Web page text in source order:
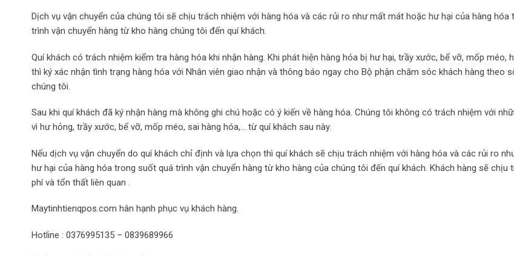
Dịch vụ vận chuyển của chúng tôi sẽ chịu trách nhiệm với hàng hóa và các rủi ro như mất mát hoặc hư hại của hàng hóa
trình vận chuyển hàng từ kho hàng chúng tôi đến quí khách.
Quí khách có trách nhiệm kiểm tra hàng hóa khi nhận hàng. Khi phát hiện hàng hóa bị hư hại, trầy xước, bể vỡ, mốp méo,
thì ký xác nhận tình trạng hàng hóa với Nhân viên giao nhận và thông báo ngay cho Bộ phận chăm sóc khách hàng theo
chúng tôi.
Sau khi quí khách đã ký nhận hàng mà không ghi chú hoặc có ý kiến về hàng hóa. Chúng tôi không có trách nhiệm với
vì hư hỏng, trầy xước, bể vỡ, mốp méo, sai hàng hóa,… từ quí khách sau này.
Nếu dịch vụ vận chuyển do quí khách chỉ định và lựa chọn thì quí khách sẽ chịu trách nhiệm với hàng hóa và các rủi ro
hư hại của hàng hóa trong suốt quá trình vận chuyển hàng từ kho hàng của chúng tôi đến quí khách. Khách hàng sẽ chịu
phí và tổn thất liên quan .
Maytinhtienqpos.com hân hạnh phục vụ khách hàng.
Hotline : 0376995135 – 0839689966